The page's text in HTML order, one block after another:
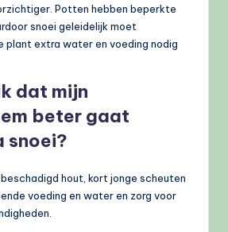
Potten hebben beperkte
snoei geleidelijk moet
plant extra water en voeding nodig
dat mijn
beter gaat
snoei?
beschadigd hout, kort jonge scheuten
voeding en water en zorg voor